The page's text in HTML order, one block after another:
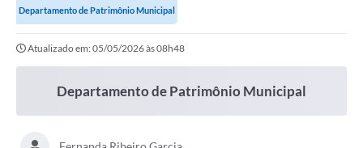
Departamento de Patrimônio Municipal
Atualizado em: 05/05/2026 às 08h48
Departamento de Patrimônio Municipal